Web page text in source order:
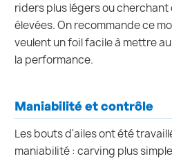
riders plus légers ou
élevées. On recommande ce
veulent un foil facile à mettre
la performance.
Maniabilité et contrôle
Les bouts d'ailes ont été
maniabilité : carving plus